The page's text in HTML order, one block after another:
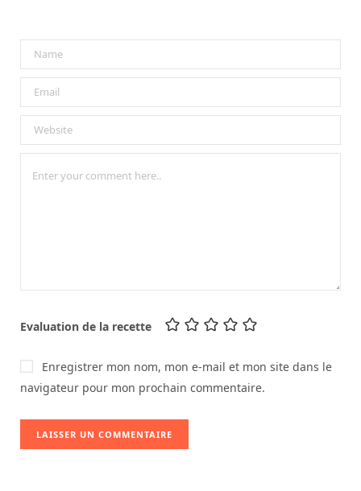
Evaluation de la recette
Enregistrer mon nom, mon e-mail et mon site dans le
navigateur pour mon prochain commentaire.